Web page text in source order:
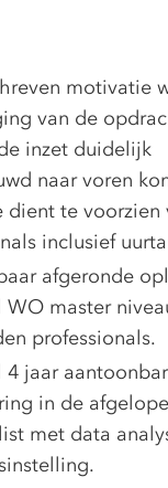
motivatie
van de
inzet duidelijk
naar voren
dient te voorzien
inclusief
afgeronde
WO master
professionals.
4 jaar
in de
met data